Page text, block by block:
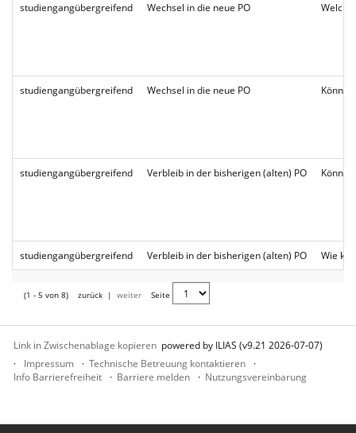
studiengangübergreifend Wechsel in die neue PO
studiengangübergreifend Wechsel in die neue PO
studiengangübergreifend Verbleib in der bisherigen (alten) PO
studiengangübergreifend Verbleib in der bisherigen (alten) PO Wie
(1 - 5 von 8) zurück | weiter Seite
Link in Zwischenablage kopieren powered by ILIAS (v9.21 2026-07-07)
Impressum
Technische Betreuung kontaktieren
Info Barrierefreiheit
Barriere melden Nutzungsvereinbarung